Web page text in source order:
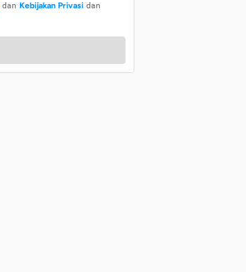
dan Kebijakan Privasi dan